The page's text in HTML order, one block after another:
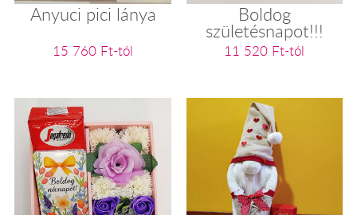
Anyuci pici lánya
15 760 Ft-tól
Boldog
születésnapot!!!
11 520 Ft-tól